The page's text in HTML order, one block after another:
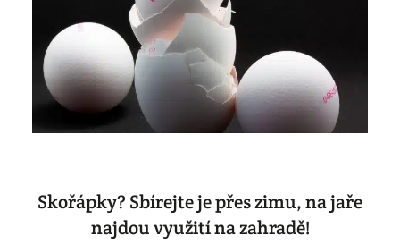
Skořápky? Sbírejte je přes zimu, na jaře
najdou využití na zahradě!